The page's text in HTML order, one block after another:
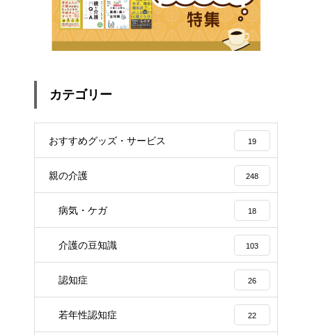
カテゴリー
おすすめグッズ・サービス 19
親の介護 248
病気・ケガ 18
介護の豆知識 103
認知症 26
若年性認知症 22